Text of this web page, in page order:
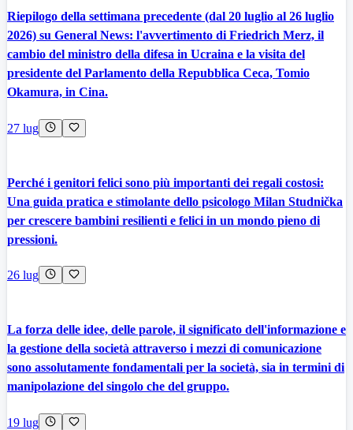
Riepilogo della settimana precedente (dal 20 luglio al 26 luglio
2026) su General News: l'avvertimento di Friedrich Merz, il
cambio del ministro della difesa in Ucraina e la visita del
presidente del Parlamento della Repubblica Ceca, Tomio
Okamura, in Cina.
27 lug
Perché i genitori felici sono più importanti dei regali costosi:
Una guida pratica e stimolante dello psicologo Milan Studnička
per crescere bambini resilienti e felici in un mondo pieno di
pressioni.
26 lug
La forza delle idee, delle parole, il significato dell'informazione e
la gestione della società attraverso i mezzi di comunicazione
sono assolutamente fondamentali per la società, sia in termini di
manipolazione del singolo che del gruppo.
19 lug